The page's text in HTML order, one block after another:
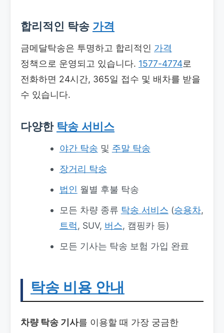
합리적인 탁송 가격
금메달탁송은 투명하고 합리적인 가격
정책으로 운영되고 있습니다. 1577-4774로
전화하면 24시간, 365일 접수 및 배차를 받을
수 있습니다.
다양한 탁송 서비스
야간 탁송 및 주말 탁송
장거리 탁송
법인 월별 후불 탁송
모든 차량 종류 탁송 서비스 (승용차,
트럭, SUV, 버스, 캠핑카 등)
모든 기사는 탁송 보험 가입 완료
탁송 비용 안내
차량 탁송 기사를 이용할 때 가장 궁금한